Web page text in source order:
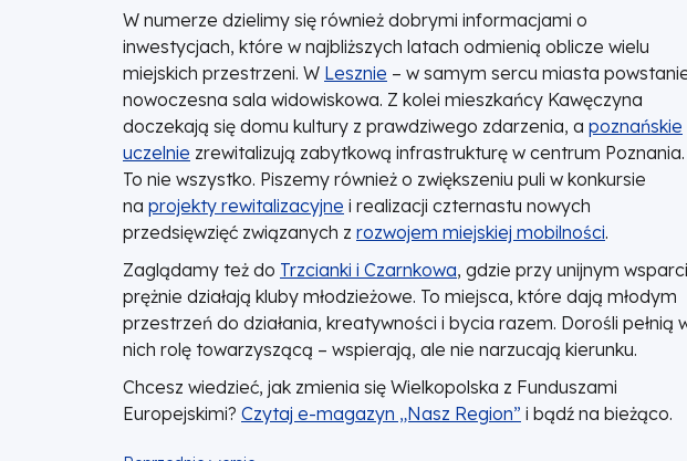
W numerze dzielimy się również dobrymi informacjami o
inwestycjach, które w najbliższych latach odmienią oblicze wielu
miejskich przestrzeni. W Lesznie – w samym sercu miasta
nowoczesna sala widowiskowa. Z kolei mieszkańcy Kawęczyna
doczekają się domu kultury z prawdziwego zdarzenia, a poznańskie
uczelnie zrewitalizują zabytkową infrastrukturę w centrum Poznania.
To nie wszystko. Piszemy również o zwiększeniu puli w konkursie
na projekty rewitalizacyjne i realizacji czternastu nowych
przedsięwzięć związanych z rozwojem miejskiej mobilności.
Zaglądamy też do Trzcianki i Czarnkowa, gdzie przy unijnym
prężnie działają kluby młodzieżowe. To miejsca, które dają młodym
przestrzeń do działania, kreatywności i bycia razem. Dorośli pełnią
nich rolę towarzyszącą – wspierają, ale nie narzucają kierunku.
Chcesz wiedzieć, jak zmienia się Wielkopolska z Funduszami
Europejskimi? Czytaj e-magazyn „Nasz Region” i bądź na bieżąco.